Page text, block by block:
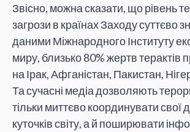
Звісно, можна сказати, що рівень
загрози в країнах Заходу суттєво
даними Міжнародного Інституту
миру, близько 80% жертв терактів
на Ірак, Афганістан, Пакистан,
Та сучасні медіа дозволяють
тільки миттєво координувати свої
куточків світу, а й поширювати